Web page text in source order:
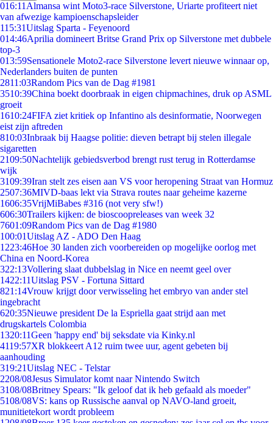
016:11 Almansa wint Moto3-race Silverstone, Uriarte profiteert niet
van afwezige kampioenschapsleider
115:31Uitslag Sparta - Feyenoord
014:46Aprilia domineert Britse Grand Prix op Silverstone met dubbele
top-3
013:59Sensationele Moto2-race Silverstone levert nieuwe winnaar op,
Nederlanders buiten de punten
2811:03Random Pics van de Dag #1981
3510:39China boekt doorbraak in eigen chipmachines, druk op ASML
groeit
1610:24FIFA ziet kritiek op Infantino als desinformatie, Noorwegen
eist zijn aftreden
810:03Inbraak bij Haagse politie: dieven betrapt bij stelen illegale
sigaretten
2109:50Nachtelijk gebiedsverbod brengt rust terug in Rotterdamse
wijk
3109:39Iran stelt zes eisen aan VS voor heropening Straat van Hormuz
2507:36MIVD-baas lekt via Strava routes naar geheime kazerne
1606:35VrijMiBabes #316 (not very sfw!)
606:30Trailers kijken: de bioscoopreleases van week 32
7601:09Random Pics van de Dag #1980
100:01Uitslag AZ - ADO Den Haag
1223:46Hoe 30 landen zich voorbereiden op mogelijke oorlog met
China en Noord-Korea
322:13Vollering slaat dubbelslag in Nice en neemt geel over
1422:11Uitslag PSV - Fortuna Sittard
821:14Vrouw krijgt door verwisseling het embryo van ander stel
ingebracht
620:35Nieuwe president De la Espriella gaat strijd aan met
drugskartels Colombia
1320:11Geen 'happy end' bij seksdate via Kinky.nl
4119:57XR blokkeert A12 ruim twee uur, agent gebeten bij
aanhouding
319:21Uitslag NEC - Telstar
2208/08Jesus Simulator komt naar Nintendo Switch
3108/08Britney Spears: "Ik geloof dat ik heb gefaald als moeder"
5108/08VS: kans op Russische aanval op NAVO-land groeit,
munitietekort wordt probleem